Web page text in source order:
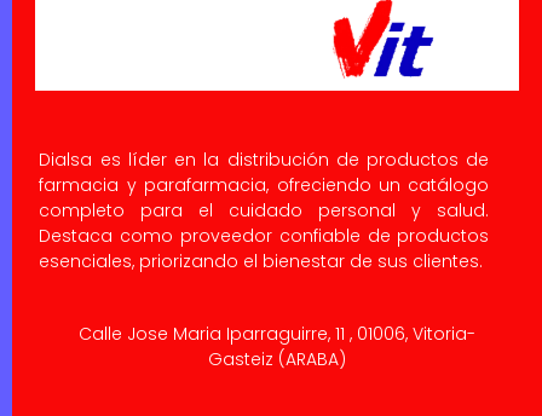
Dialsa es líder en la distribución de productos de
farmacia y parafarmacia, ofreciendo un catálogo
completo para el cuidado personal y salud.
Destaca como proveedor confiable de productos
esenciales, priorizando el bienestar de sus clientes.
Calle Jose Maria Iparraguirre, 11 , 01006, Vitoria-
Gasteiz (ARABA)